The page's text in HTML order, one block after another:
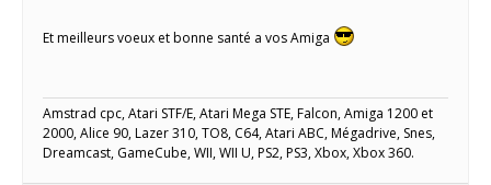
Et meilleurs voeux et bonne santé a vos Amiga
Amstrad cpc, Atari STF/E, Atari Mega STE, Falcon, Amiga 1200 et
2000, Alice 90, Lazer 310, TO8, C64, Atari ABC, Mégadrive, Snes,
Dreamcast, GameCube, WII, WII U, PS2, PS3, Xbox, Xbox 360.